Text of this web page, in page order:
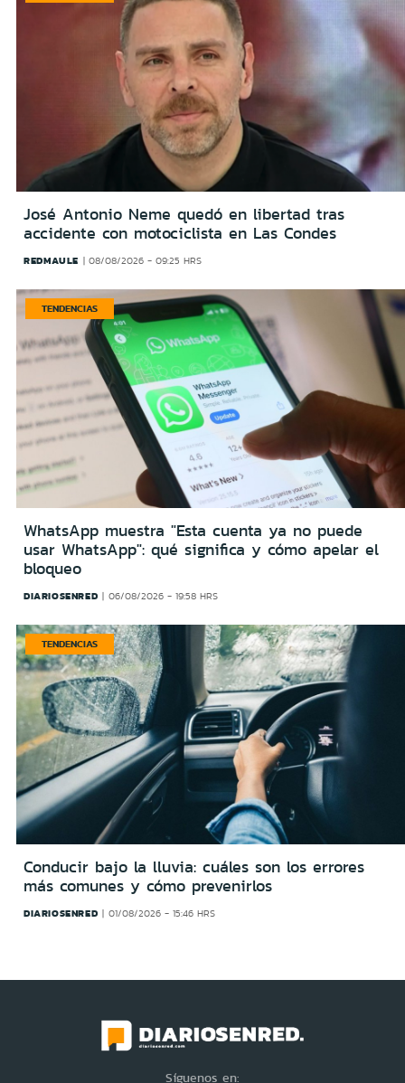
José Antonio Neme quedó en libertad tras
accidente con motociclista en Las Condes
REDMAULE 08/08/2026 - 09:25 HRS
TENDENCIAS
WhatsApp muestra "Esta cuenta ya no puede
usar WhatsApp": qué significa y cómo apelar el
bloqueo
DIARIOSENRED 06/08/2026 - 19:58 HRS
TENDENCIAS
Conducir bajo la lluvia: cuáles son los errores
más comunes y cómo prevenirlos
DIARIOSENRED 01/08/2026 - 15:46 HRS
Síguenos en: